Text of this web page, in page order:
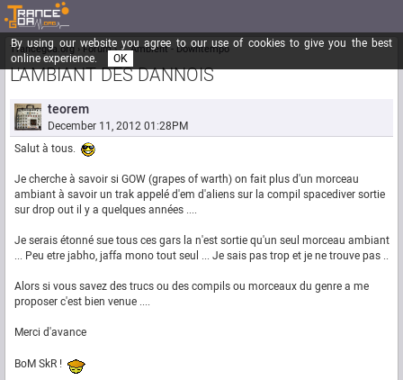
By using our website you agree to our use of cookies to give you the best
online experience.
OK
Trancegoa.org Forum ::. Ambient - Downtempo
L'AMBIANT DES DANNOIS
teorem
December 11, 2012 01:28PM
Salut à tous.
Je cherche à savoir si GOW (grapes of warth) on fait plus d'un morceau
ambiant à savoir un trak appelé d'em d'aliens sur la compil spacediver sortie
sur drop out il y a quelques années ....
Je serais étonné sue tous ces gars la n'est sortie qu'un seul morceau ambiant
... Peu etre jabho, jaffa mono tout seul ... Je sais pas trop et je ne trouve pas ..
Alors si vous savez des trucs ou des compils ou morceaux du genre a me
proposer c'est bien venue ....
Merci d'avance
BoM SkR !